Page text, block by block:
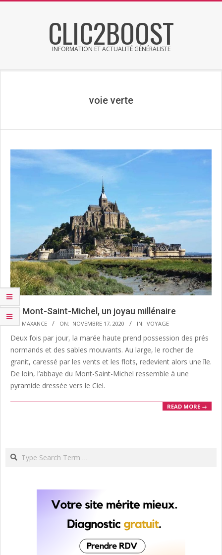
CLIC2BOOST
INFORMATION ET ACTUALITÉ GÉNÉRALISTE
voie verte
Le Mont-Saint-Michel, un joyau millénaire
2020-
11-
17
BY: MAXANCE ON: NOVEMBRE 17, 2020 IN: VOYAGE
Deux fois par jour, la marée haute prend possession des prés
normands et des sables mouvants. Au large, le rocher de
granit, caressé par les vents et les flots, redevient alors une île.
De loin, l’abbaye du Mont-Saint-Michel ressemble à une
pyramide dressée vers le Ciel.
READ MORE →
Search